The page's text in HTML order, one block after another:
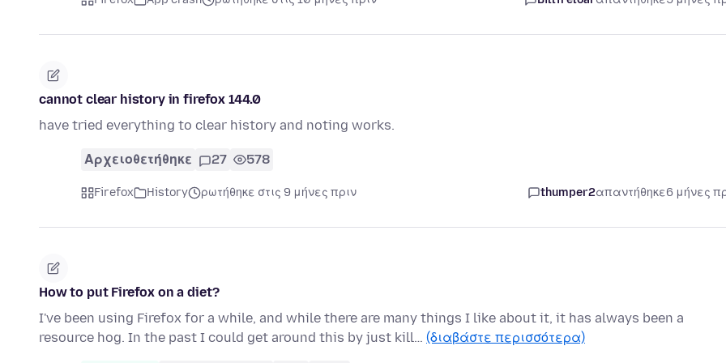
cannot clear history in firefox 144.0
have tried everything to clear history and noting works.
Αρχειοθετήθηκε 27 578
Firefox History ρωτήθηκε στις 9 μήνες πριν thumper2απαντήθηκε6 μήνες
How to put Firefox on a diet?
I've been using Firefox for a while, and while there are many things I like about it, it has always been a
resource hog. In the past I could get around this by just kill… (διαβάστε περισσότερα)